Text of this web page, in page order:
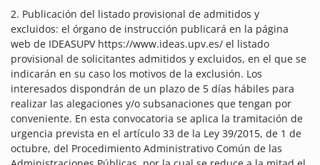
2. Publicación del listado provisional de admitidos y
excluidos: el órgano de instrucción publicará en la página
web de IDEASUPV https://www.ideas.upv.es/ el listado
provisional de solicitantes admitidos y excluidos, en el que se
indicarán en su caso los motivos de la exclusión. Los
interesados dispondrán de un plazo de 5 días hábiles para
realizar las alegaciones y/o subsanaciones que tengan por
conveniente. En esta convocatoria se aplica la tramitación de
urgencia prevista en el artículo 33 de la Ley 39/2015, de 1 de
octubre, del Procedimiento Administrativo Común de las